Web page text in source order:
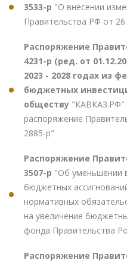
3533-р "О внесении
Правительства РФ от
Распоряжение
4231-р (ред. от
2023 - 2028 годах из
бюджетных
обществу "КАВКАЗ.РФ"
распоряжение
2885-р"
Распоряжение
3507-р "Об уменьшении
бюджетных
нормативных
на увеличение
фонда Правительства
Распоряжение